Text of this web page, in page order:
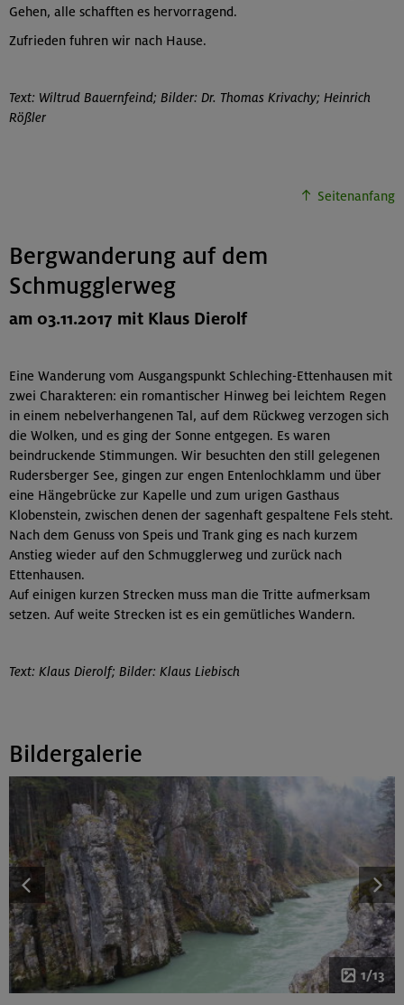
Gehen, alle schafften es hervorragend.
Zufrieden fuhren wir nach Hause.
Text: Wiltrud Bauernfeind; Bilder: Dr. Thomas Krivachy; Heinrich
Rößler
Seitenanfang
Bergwanderung auf dem
Schmugglerweg
am 03.11.2017 mit Klaus Dierolf
Eine Wanderung vom Ausgangspunkt Schleching-Ettenhausen mit
zwei Charakteren: ein romantischer Hinweg bei leichtem Regen
in einem nebelverhangenen Tal, auf dem Rückweg verzogen sich
die Wolken, und es ging der Sonne entgegen. Es waren
beindruckende Stimmungen. Wir besuchten den still gelegenen
Rudersberger See, gingen zur engen Entenlochklamm und über
eine Hängebrücke zur Kapelle und zum urigen Gasthaus
Klobenstein, zwischen denen der sagenhaft gespaltene Fels steht.
Nach dem Genuss von Speis und Trank ging es nach kurzem
Anstieg wieder auf den Schmugglerweg und zurück nach
Ettenhausen.
Auf einigen kurzen Strecken muss man die Tritte aufmerksam
setzen. Auf weite Strecken ist es ein gemütliches Wandern.
Text: Klaus Dierolf; Bilder: Klaus Liebisch
Bildergalerie
1/13